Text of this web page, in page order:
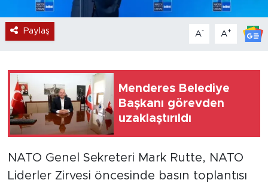
Paylaş A- A+
Menderes Belediye
Başkanı görevden
uzaklaştırıldı
NATO Genel Sekreteri Mark Rutte, NATO
Liderler Zirvesi öncesinde basın toplantısı